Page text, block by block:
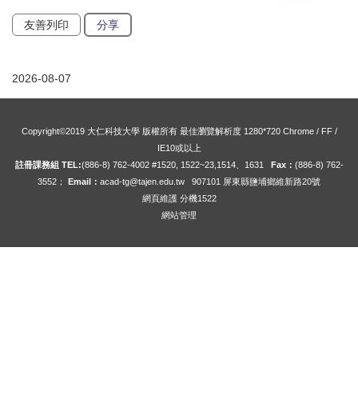
友善列印 分享
2026-08-07
Copyright©2019 大仁科技大學 版權所有 最佳瀏覽解析度 1280*720 Chrome / FF /
IE10或以上
註冊課務組 TEL:(886-8) 762-4002 #1520, 1522~23,1514、1631 Fax： (886-8) 762-
3552；
Email： acad-tg@tajen.edu.tw 907101 屏東縣鹽埔鄉維新路20號
網頁維護 分機1522
網站管理